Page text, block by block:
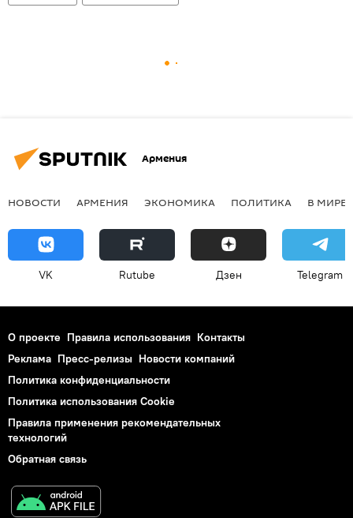
Армения
НОВОСТИ АРМЕНИЯ ЭКОНОМИКА ПОЛИТИКА В МИРЕ
VK Rutube Дзен Telegram
О проекте Правила использования Контакты
Реклама Пресс-релизы Новости компаний
Политика конфиденциальности
Политика использования Cookie
Правила применения рекомендательных
технологий
Обратная связь